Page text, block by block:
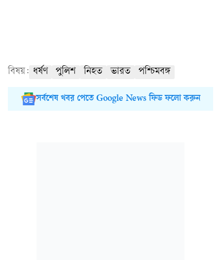
বিষয়: ধর্ষণ পুলিশ নিহত ভারত পশ্চিমবঙ্গ
সর্বশেষ খবর পেতে Google News ফিড ফলো করুন